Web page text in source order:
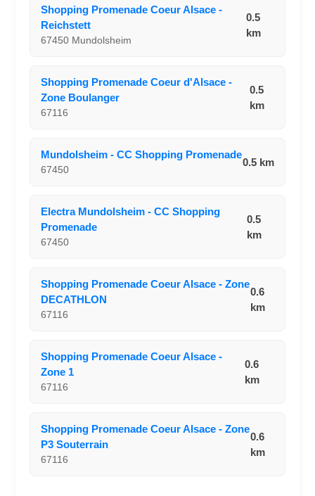
Shopping Promenade Coeur Alsace -
Reichstett
67450 Mundolsheim
0.5
km
Shopping Promenade Coeur d'Alsace -
Zone Boulanger
67116
0.5
km
Mundolsheim - CC Shopping Promenade
67450
0.5 km
Electra Mundolsheim - CC Shopping
Promenade
67450
0.5
km
Shopping Promenade Coeur Alsace - Zone
DECATHLON
67116
0.6
km
Shopping Promenade Coeur Alsace -
Zone 1
67116
0.6
km
Shopping Promenade Coeur Alsace - Zone
P3 Souterrain
67116
0.6
km